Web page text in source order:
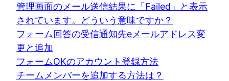
管理画面のメール送信結果に「Failed」と表示
されています。どういう意味ですか？
フォーム回答の受信通知先eメールアドレス変
更と追加
フォームOKのアカウント登録方法
チームメンバーを追加する方法は？